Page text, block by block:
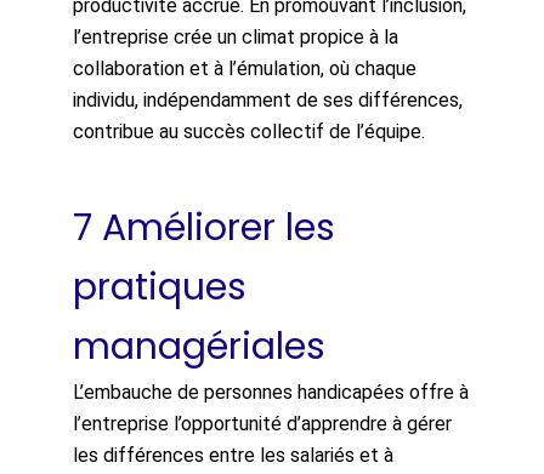
productivité accrue. En promouvant l’inclusion,
l’entreprise crée un climat propice à la
collaboration et à l’émulation, où chaque
individu, indépendamment de ses différences,
contribue au succès collectif de l’équipe.
7 Améliorer les
pratiques
managériales
L’embauche de personnes handicapées offre à
l’entreprise l’opportunité d’apprendre à gérer
les différences entre les salariés et à